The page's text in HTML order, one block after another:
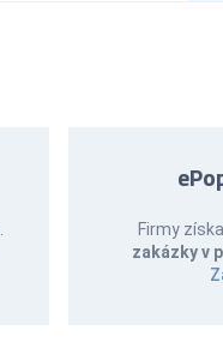
Firmy
zakázky v